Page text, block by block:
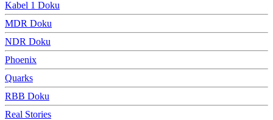
Kabel 1 Doku
MDR Doku
NDR Doku
Phoenix
Quarks
RBB Doku
Real Stories